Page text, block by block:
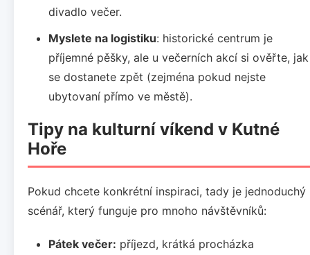
divadlo večer.
Myslete na logistiku: historické centrum je
příjemné pěšky, ale u večerních akcí si ověřte, jak
se dostanete zpět (zejména pokud nejste
ubytovaní přímo ve městě).
Tipy na kulturní víkend v Kutné
Hoře
Pokud chcete konkrétní inspiraci, tady je jednoduchý
scénář, který funguje pro mnoho návštěvníků:
Pátek večer: příjezd, krátká procházka